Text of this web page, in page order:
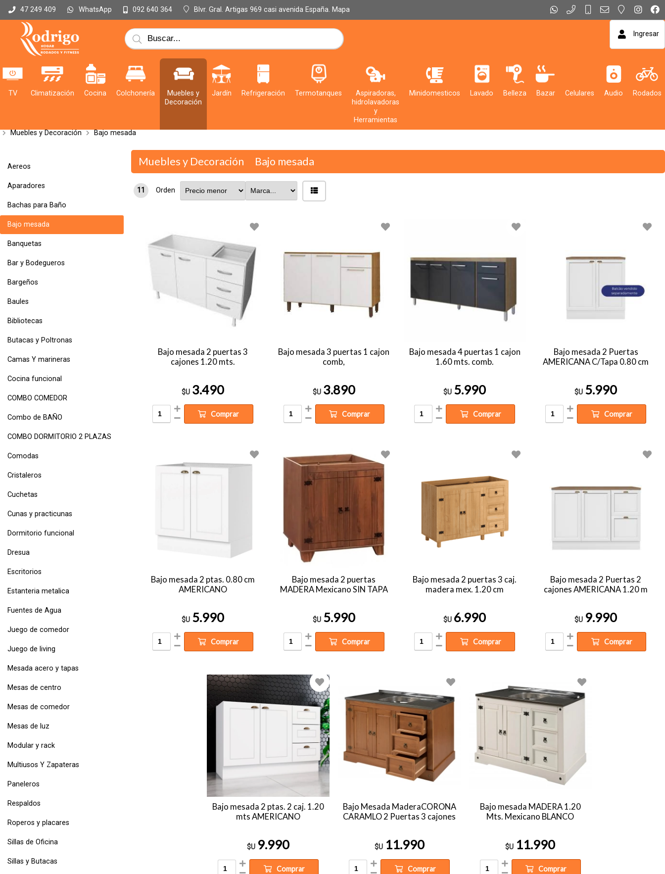
47 249 409 WhatsApp 092 640 364 Blvr. Gral. Artigas 969 casi avenida España. Mapa
Ingresar
TV Climatización Cocina Colchonería
Muebles y
Decoración
Jardín Refrigeración Termotanques
Aspiradoras,
hidrolavadoras
y
Herramientas
Minidomesticos Lavado Belleza Bazar Celulares Audio Rodados
Muebles y Decoración Bajo mesada
Aereos
Aparadores
Bachas para Baño
Bajo mesada
Banquetas
Bar y Bodegueros
Bargeños
Baules
Bibliotecas
Butacas y Poltronas
Camas Y marineras
Cocina funcional
COMBO COMEDOR
Combo de BAÑO
COMBO DORMITORIO 2 PLAZAS
Comodas
Cristaleros
Cuchetas
Cunas y practicunas
Dormitorio funcional
Dresua
Escritorios
Estanteria metalica
Fuentes de Agua
Juego de comedor
Juego de living
Mesada acero y tapas
Mesas de centro
Mesas de comedor
Mesas de luz
Modular y rack
Multiusos Y Zapateras
Paneleros
Respaldos
Roperos y placares
Sillas de Oficina
Sillas y Butacas
Muebles y Decoración Bajo mesada
11 Orden
Bajo mesada 2 puertas 3
cajones 1.20 mts.
$U 3.490
Comprar
Bajo mesada 3 puertas 1 cajon
comb,
$U 3.890
Comprar
Bajo mesada 4 puertas 1 cajon
1.60 mts. comb.
$U 5.990
Comprar
Bajo mesada 2 Puertas
AMERICANA C/Tapa 0.80 cm
$U 5.990
Comprar
Bajo mesada 2 ptas. 0.80 cm
AMERICANO
$U 5.990
Comprar
Bajo mesada 2 puertas
MADERA Mexicano SIN TAPA
$U 5.990
Comprar
Bajo mesada 2 puertas 3 caj.
madera mex. 1.20 cm
$U 6.990
Comprar
Bajo mesada 2 Puertas 2
cajones AMERICANA 1.20 m
$U 9.990
Comprar
Bajo mesada 2 ptas. 2 caj. 1.20
mts AMERICANO
$U 9.990
Comprar
Bajo Mesada MaderaCORONA
CARAMLO 2 Puertas 3 cajones
$U 11.990
Comprar
Bajo mesada MADERA 1.20
Mts. Mexicano BLANCO
$U 11.990
Comprar